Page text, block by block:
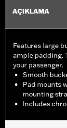
AÇIKLAMA
Features large
ample padding.
your passenger.
Smooth
Pad mounts
mounting
Includes